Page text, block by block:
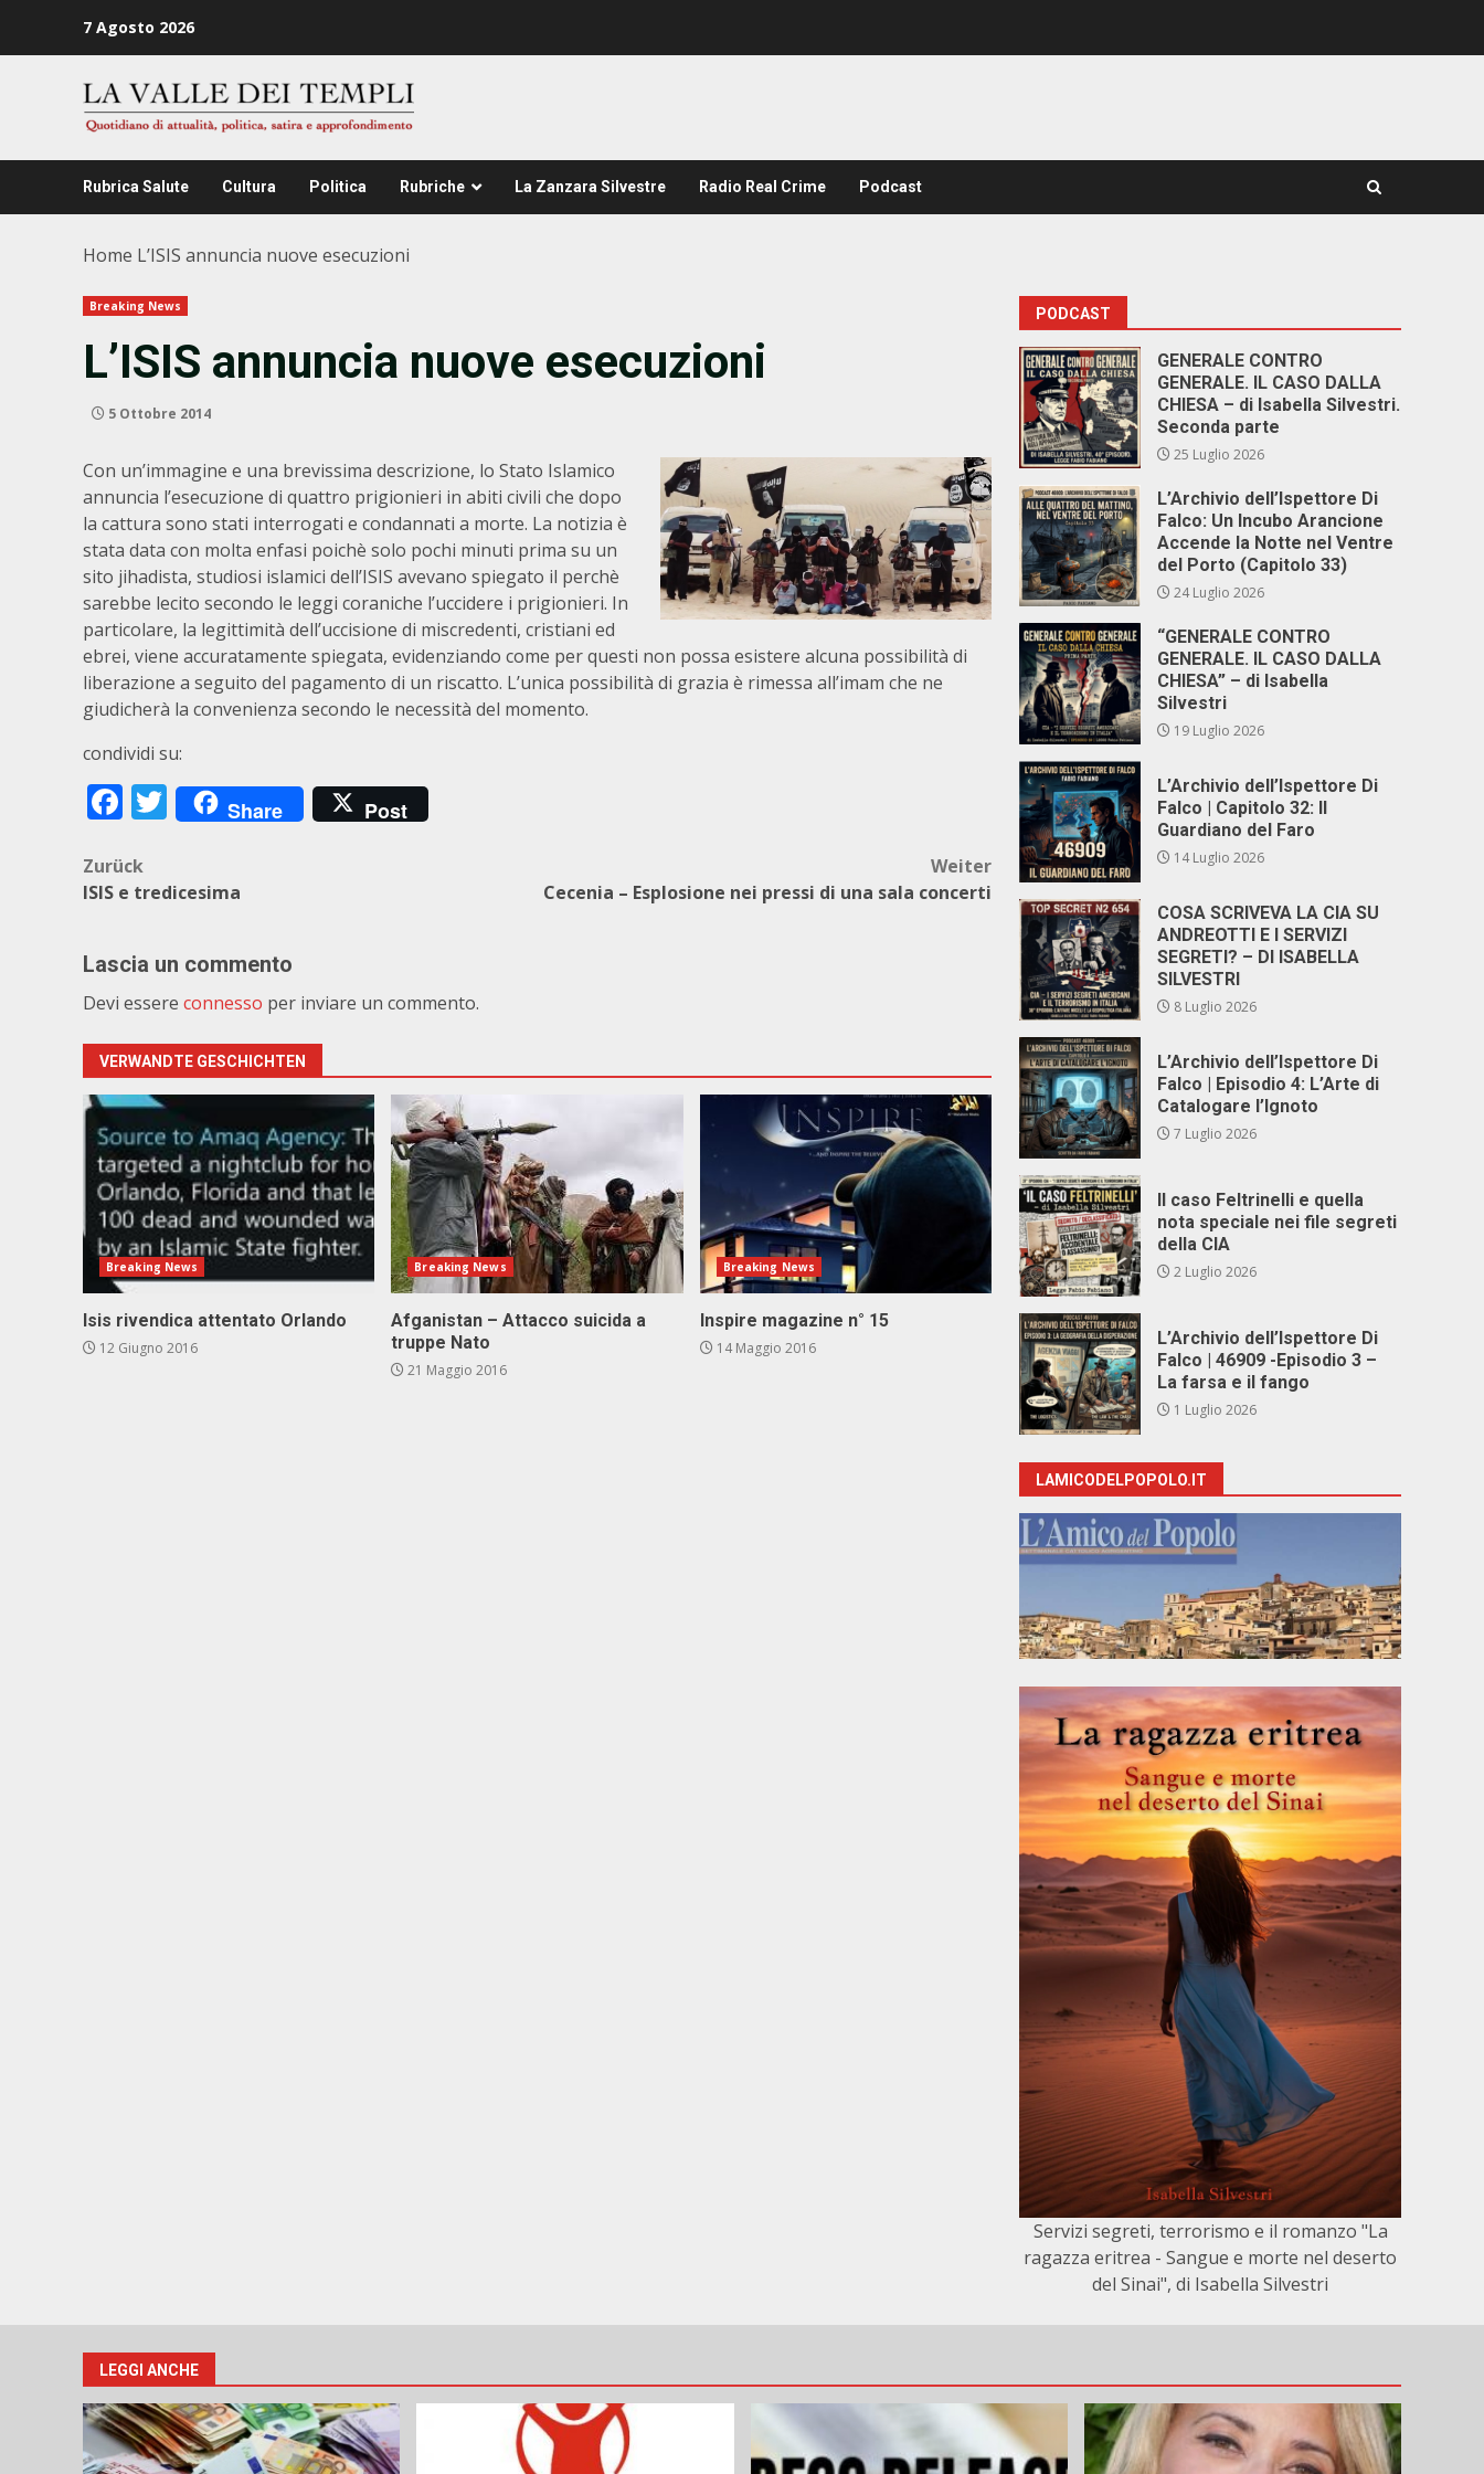
7 Agosto 2026
Rubrica Salute Cultura Politica Rubriche La Zanzara Silvestre Radio Real Crime Podcast
Home L’ISIS annuncia nuove esecuzioni
Breaking News
L’ISIS annuncia nuove esecuzioni
5 Ottobre 2014
Con un’immagine e una brevissima descrizione, lo Stato Islamico
annuncia l’esecuzione di quattro prigionieri in abiti civili che dopo
la cattura sono stati interrogati e condannati a morte. La notizia è
stata data con molta enfasi poichè solo pochi minuti prima su un
sito jihadista, studiosi islamici dell’ISIS avevano spiegato il perchè
sarebbe lecito secondo le leggi coraniche l’uccidere i prigionieri. In
particolare, la legittimità dell’uccisione di miscredenti, cristiani ed
ebrei, viene accuratamente spiegata, evidenziando come per questi non possa esistere alcuna possibilità di
liberazione a seguito del pagamento di un riscatto. L’unica possibilità di grazia è rimessa all’imam che ne
giudicherà la convenienza secondo le necessità del momento.
condividi su:
Facebook
Twitter
Share Post
Beitragsnavigation
Zurück
ISIS e tredicesima
Weiter
Cecenia – Esplosione nei pressi di una sala concerti
Lascia un commento
Devi essere connesso per inviare un commento.
VERWANDTE GESCHICHTEN
Breaking News
Isis rivendica attentato Orlando
12 Giugno 2016
Breaking News
Afganistan – Attacco suicida a
truppe Nato
21 Maggio 2016
Breaking News
Inspire magazine n° 15
14 Maggio 2016
PODCAST
GENERALE CONTRO
GENERALE. IL CASO DALLA
CHIESA – di Isabella Silvestri.
Seconda parte
25 Luglio 2026
L’Archivio dell’Ispettore Di
Falco: Un Incubo Arancione
Accende la Notte nel Ventre
del Porto (Capitolo 33)
24 Luglio 2026
“GENERALE CONTRO
GENERALE. IL CASO DALLA
CHIESA” – di Isabella
Silvestri
19 Luglio 2026
L’Archivio dell’Ispettore Di
Falco | Capitolo 32: Il
Guardiano del Faro
14 Luglio 2026
COSA SCRIVEVA LA CIA SU
ANDREOTTI E I SERVIZI
SEGRETI? – DI ISABELLA
SILVESTRI
8 Luglio 2026
L’Archivio dell’Ispettore Di
Falco | Episodio 4: L’Arte di
Catalogare l’Ignoto
7 Luglio 2026
Il caso Feltrinelli e quella
nota speciale nei file segreti
della CIA
2 Luglio 2026
L’Archivio dell’Ispettore Di
Falco | 46909 -Episodio 3 –
La farsa e il fango
1 Luglio 2026
LAMICODELPOPOLO.IT
Servizi segreti, terrorismo e il romanzo "La
ragazza eritrea - Sangue e morte nel deserto
del Sinai", di Isabella Silvestri
LEGGI ANCHE